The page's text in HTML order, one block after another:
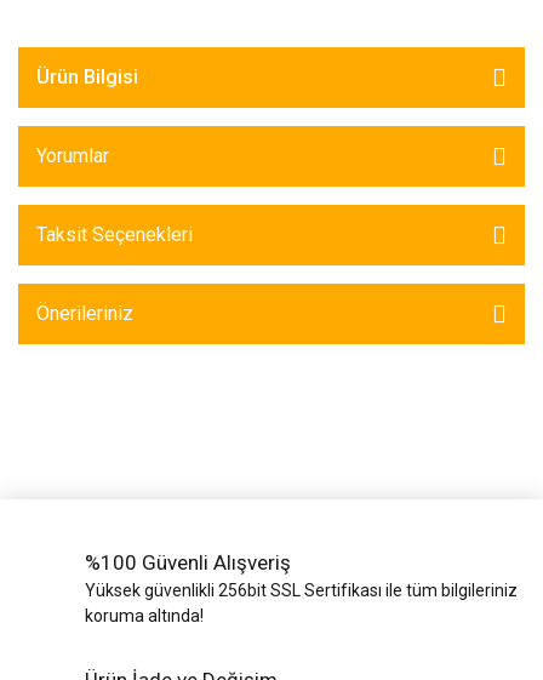
Ürün Bilgisi
Yorumlar
Taksit Seçenekleri
Önerileriniz
%100 Güvenli Alışveriş
Yüksek güvenlikli 256bit SSL Sertifikası ile tüm bilgileriniz
koruma altında!